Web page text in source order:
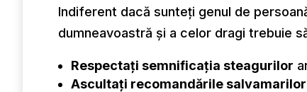
Indiferent dacă sunteți genul de
dumneavoastră și a celor dragi trebuie
Respectați semnificația steagurilor
Ascultați recomandările salvamarilor